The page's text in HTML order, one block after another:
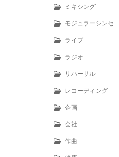
ミキシング
モジュラーシンセ
ライブ
ラジオ
リハーサル
レコーディング
企画
会社
作曲